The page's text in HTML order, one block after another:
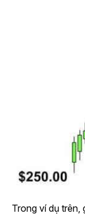
Trong ví dụ trên,